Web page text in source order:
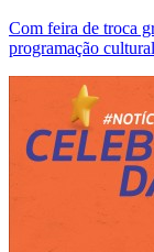
Com feira de troca
programação